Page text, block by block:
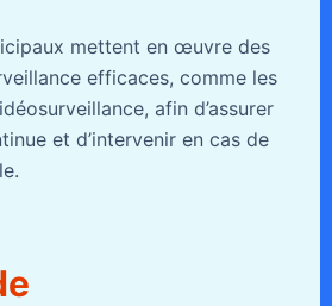
mettent en œuvre des
efficaces, comme les
afin d’assurer
et d’intervenir en cas de